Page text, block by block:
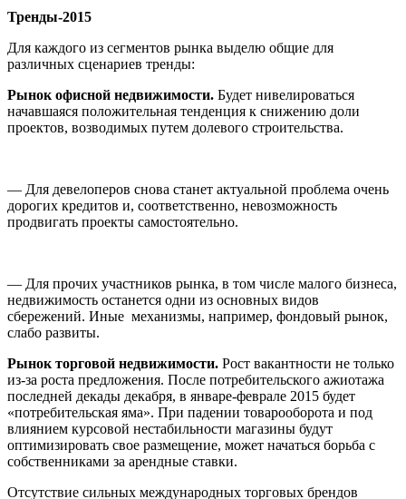
Тренды-2015
Для каждого из сегментов рынка выделю общие для
различных сценариев тренды:
Рынок офисной недвижимости. Будет нивелироваться
начавшаяся положительная тенденция к снижению доли
проектов, возводимых путем долевого строительства.
— Для девелоперов снова станет актуальной проблема очень
дорогих кредитов и, соответственно, невозможность
продвигать проекты самостоятельно.
— Для прочих участников рынка, в том числе малого бизнеса,
недвижимость останется одни из основных видов
сбережений. Иные механизмы, например, фондовый рынок,
слабо развиты.
Рынок торговой недвижимости. Рост вакантности не только
из-за роста предложения. После потребительского ажиотажа
последней декады декабря, в январе-феврале 2015 будет
«потребительская яма». При падении товарооборота и под
влиянием курсовой нестабильности магазины будут
оптимизировать свое размещение, может начаться борьба с
собственниками за арендные ставки.
Отсутствие сильных международных торговых брендов